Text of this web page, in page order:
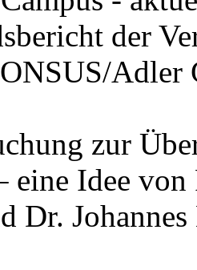
der
Adler
zur
eine Idee
Dr.